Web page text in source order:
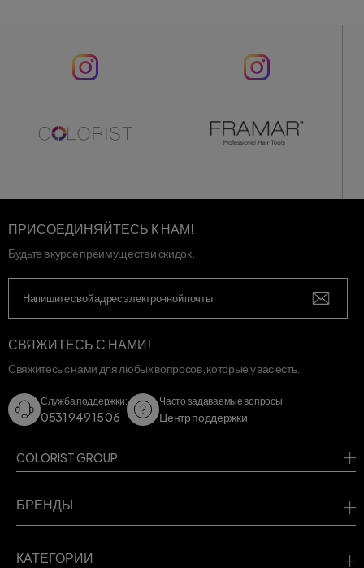
ПРИСОЕДИНЯЙТЕСЬ К НАМ!
Будьте в курсе преимуществ и скидок.
СВЯЖИТЕСЬ С НАМИ!
Свяжитесь с нами для любых вопросов, которые у вас есть.
Служба поддержки:
0531 949 15 06
Часто задаваемые вопросы
Центр поддержки
COLORIST GROUP
БРЕНДЫ
КАТЕГОРИИ